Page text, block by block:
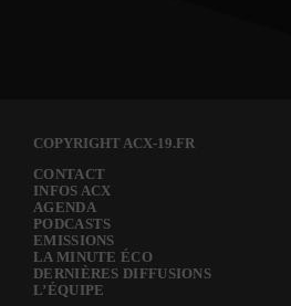
COPYRIGHT ACX-19.FR
CONTACT
INFOS ACX
AGENDA
PODCASTS
EMISSIONS
LA MINUTE ÉCO
DERNIÈRES DIFFUSIONS
L’ÉQUIPE